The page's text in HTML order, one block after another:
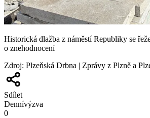
Historická dlažba z náměstí Republiky se
o znehodnocení
Zdroj: Plzeňská Drbna | Zprávy z Plzně a
Sdílet
Dennívýzva
0